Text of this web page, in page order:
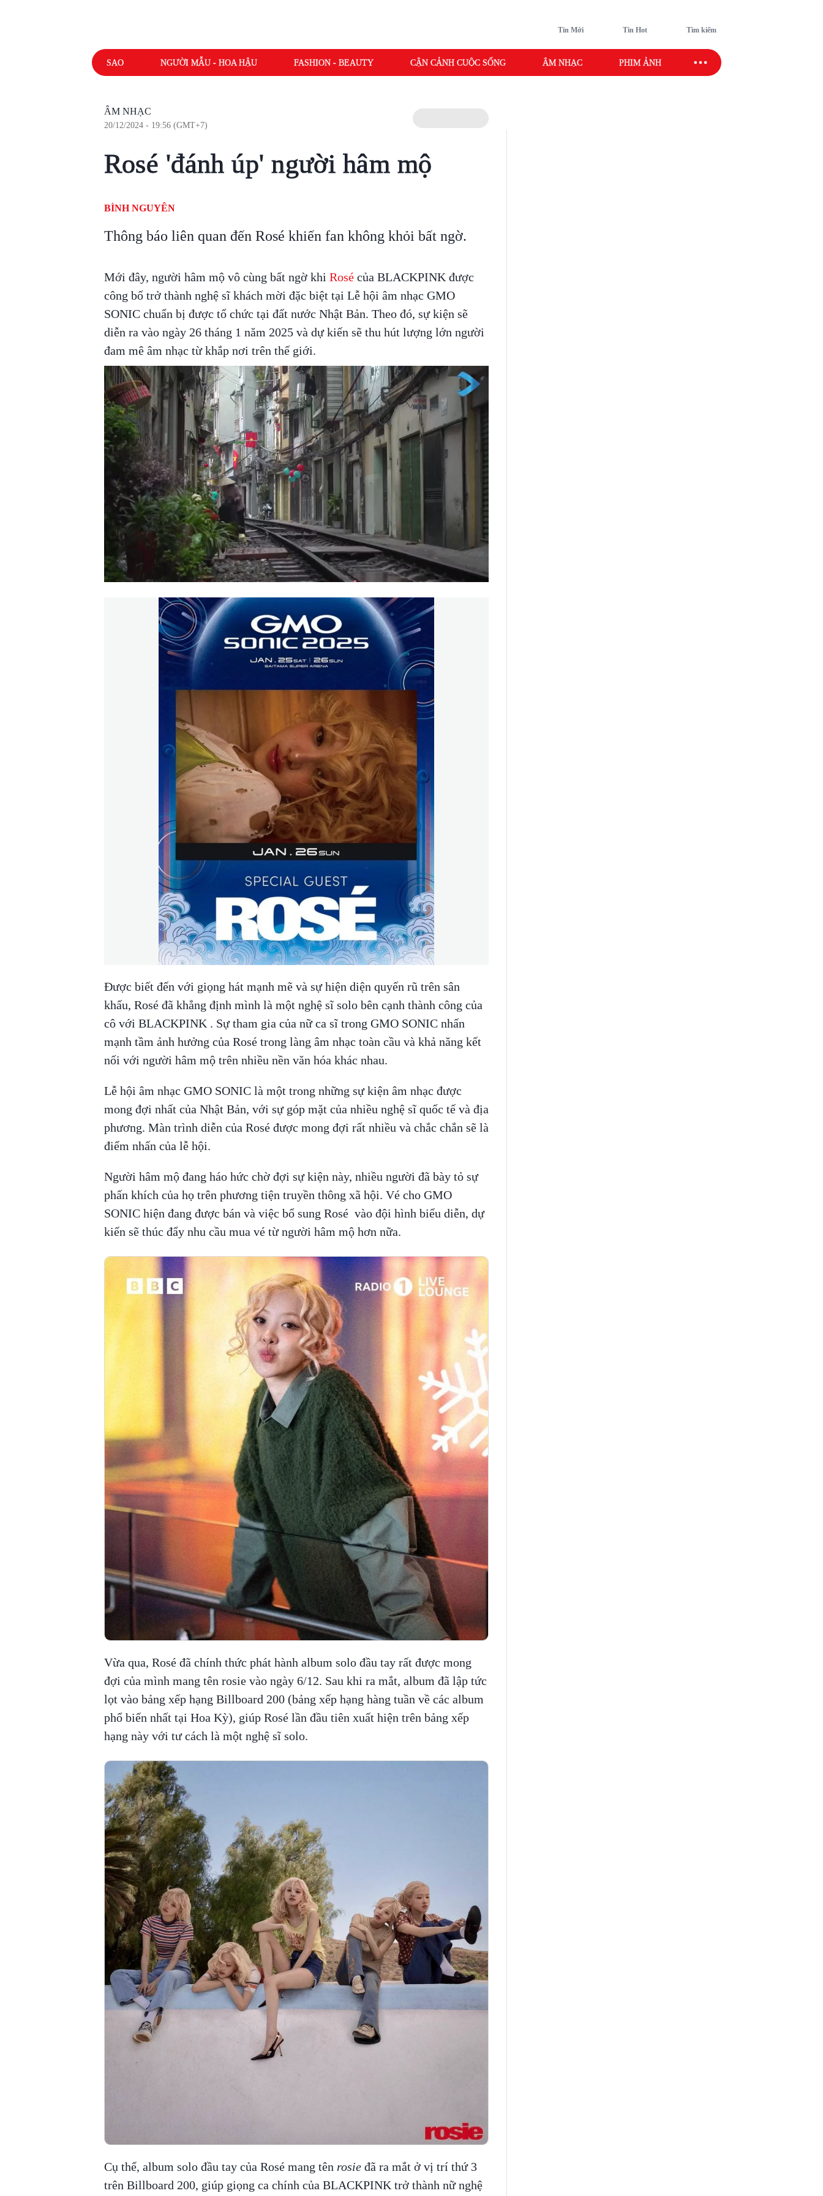
Tin Mới Tin Hot Tìm kiếm
SAO NGƯỜI MẪU - HOA HẬU FASHION - BEAUTY CẬN CẢNH CUỘC SỐNG ÂM NHẠC PHIM ẢNH SAO SPORT
ÂM NHẠC
20/12/2024 - 19:56 (GMT+7)
Rosé 'đánh úp' người hâm mộ
BÌNH NGUYÊN
Thông báo liên quan đến Rosé khiến fan không khỏi bất ngờ.
Mới đây, người hâm mộ vô cùng bất ngờ khi Rosécủa BLACKPINK được
công bố trở thành nghệ sĩ khách mời đặc biệt tại Lễ hội âm nhạc GMO
SONIC chuẩn bị được tổ chức tại đất nước Nhật Bản. Theo đó, sự kiện sẽ
diễn ra vào ngày 26 tháng 1 năm 2025 và dự kiến ​​sẽ thu hút lượng lớn người
đam mê âm nhạc từ khắp nơi trên thế giới.
Được biết đến với giọng hát mạnh mẽ và sự hiện diện quyến rũ trên sân
khấu, Rosé đã khẳng định mình là một nghệ sĩ solo bên cạnh thành công của
cô với BLACKPINK . Sự tham gia của nữ ca sĩ trong GMO SONIC nhấn
mạnh tầm ảnh hưởng của Rosé trong làng âm nhạc toàn cầu và khả năng kết
nối với người hâm mộ trên nhiều nền văn hóa khác nhau.
Lễ hội âm nhạc GMO SONIC là một trong những sự kiện âm nhạc được
mong đợi nhất của Nhật Bản, với sự góp mặt của nhiều nghệ sĩ quốc tế và địa
phương. Màn trình diễn của Rosé được mong đợi rất nhiều và chắc chắn sẽ là
điểm nhấn của lễ hội.
Người hâm mộ đang háo hức chờ đợi sự kiện này, nhiều người đã bày tỏ sự
phấn khích của họ trên phương tiện truyền thông xã hội. Vé cho GMO
SONIC hiện đang được bán và việc bổ sung Rosé vào đội hình biểu diễn, dự
kiến ​​sẽ thúc đẩy nhu cầu mua vé từ người hâm mộ hơn nữa.
Vừa qua, Rosé đã chính thức phát hành album solo đầu tay rất được mong
đợi của mình mang tên rosie vào ngày 6/12. Sau khi ra mắt, album đã lập tức
lọt vào bảng xếp hạng Billboard 200 (bảng xếp hạng hàng tuần về các album
phổ biến nhất tại Hoa Kỳ), giúp Rosé lần đầu tiên xuất hiện trên bảng xếp
hạng này với tư cách là một nghệ sĩ solo.
Cụ thể, album solo đầu tay của Rosé mang tên rosieđã ra mắt ở vị trí thứ 3
trên Billboard 200, giúp giọng ca chính của BLACKPINK trở thành nữ nghệ